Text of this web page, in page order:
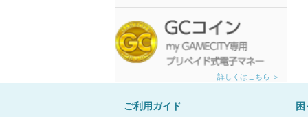
詳しくはこちら ＞
ご利用ガイド